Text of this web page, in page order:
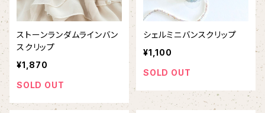
ストーンランダムラインバン
スクリップ
¥1,870
SOLD OUT
シェルミニバンスクリップ
¥1,100
SOLD OUT